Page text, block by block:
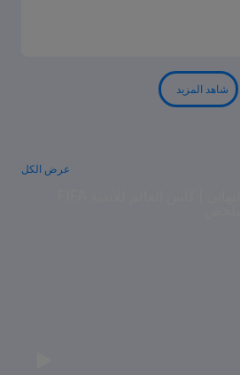
شاهد المزيد
عرض الكل